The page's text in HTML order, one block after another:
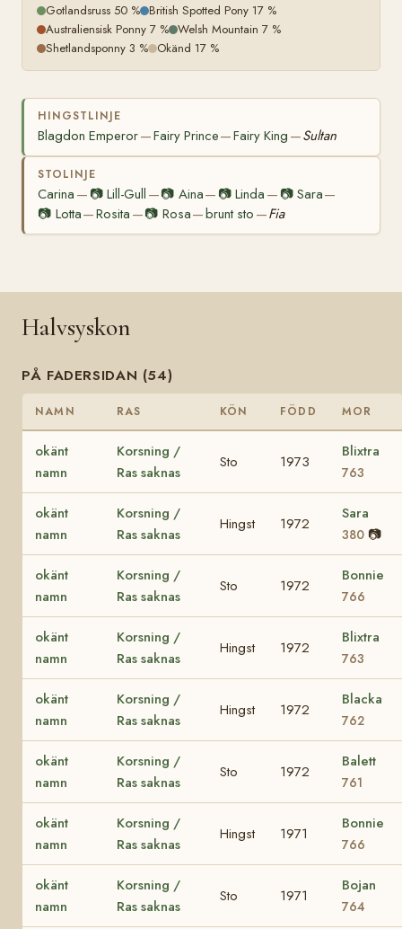
Gotlandsruss 50 % British Spotted Pony 17 %
Australiensisk Ponny 7 % Welsh Mountain 7 %
Shetlandsponny 3 % Okänd 17 %
HINGSTLINJE
Blagdon Emperor—Fairy Prince—Fairy King —Sultan
STOLINJE
Carina — 📷Lill-Gull —📷 Aina— 📷Linda — 📷 Sara—
📷 Lotta—Rosita —📷 Rosa—brunt sto —Fia
Halvsyskon
PÅ FADERSIDAN (54)
NAMN RAS KÖN FÖDD MOR
okänt
namn
Korsning /
Ras saknas
Sto 1973
Blixtra
763
okänt
namn
Korsning /
Ras saknas
Hingst 1972
Sara
380 📷
okänt
namn
Korsning /
Ras saknas
Sto 1972
Bonnie
766
okänt
namn
Korsning /
Ras saknas
Hingst 1972
Blixtra
763
okänt
namn
Korsning /
Ras saknas
Hingst 1972
Blacka
762
okänt
namn
Korsning /
Ras saknas
Sto 1972
Balett
761
okänt
namn
Korsning /
Ras saknas
Hingst 1971
Bonnie
766
okänt
namn
Korsning /
Ras saknas
Sto 1971
Bojan
764